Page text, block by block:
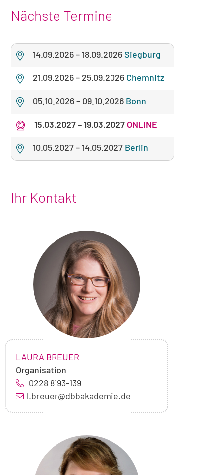
Nächste Termine
14.09.2026– 18.09.2026Siegburg
21.09.2026– 25.09.2026 Chemnitz
05.10.2026– 09.10.2026 Bonn
15.03.2027–19.03.2027 ONLINE
10.05.2027– 14.05.2027 Berlin
Ihr Kontakt
Foto
von
Laura
Breuer
NAME:
LAURA BREUER
Organisation
0228 8193-139
l.breuer@dbbakademie.de
Foto
von
Kerstin